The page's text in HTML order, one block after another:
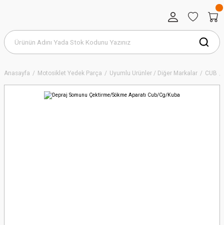
Anasayfa Motosiklet Yedek Parça Uyumlu Ürünler / Diğer Markalar CUB